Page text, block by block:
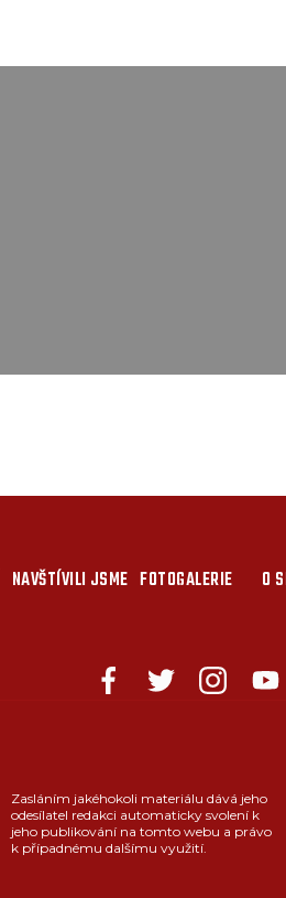
NAVŠTÍVILI JSME FOTOGALERIE O
Zasláním jakéhokoli materiálu dává jeho
odesílatel redakci automaticky svolení k
jeho publikování na tomto webu a právo
k případnému dalšímu využití.